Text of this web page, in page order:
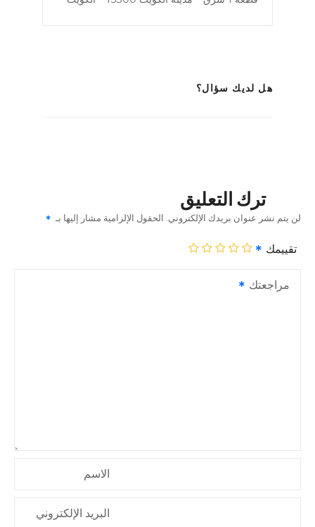
هل لديك سؤال؟
ترك التعليق
لن يتم نشر عنوان بريدك الإلكتروني. الحقول الإلزامية مشار إليها بـ
تقييمك
مراجعتك
الاسم
البريد الإلكتروني